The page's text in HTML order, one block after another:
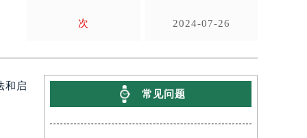
次
2024-07-26
和启
常见问题